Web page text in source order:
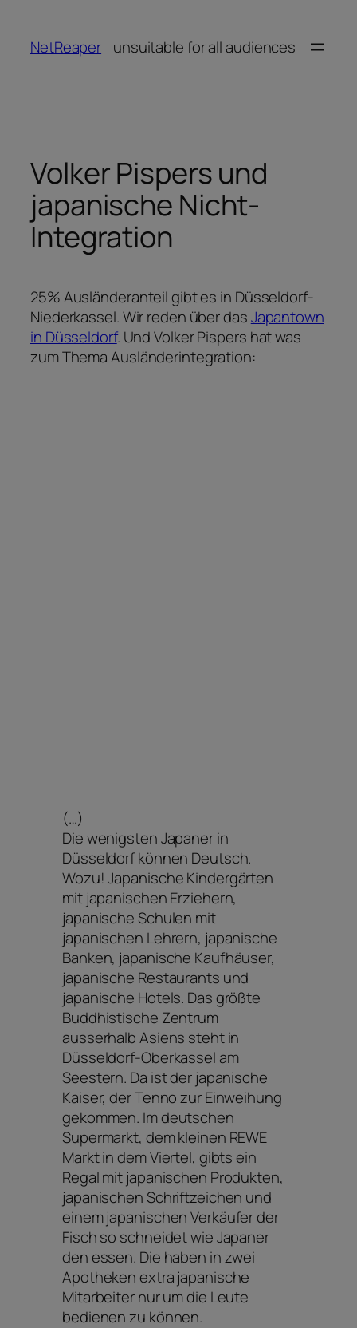
springen
NetReaper unsuitable for all audiences
Volker Pispers und
japanische Nicht-
Integration
25% Ausländeranteil gibt es in Düsseldorf-
Niederkassel. Wir reden über dasJapantown
in Düsseldorf. Und Volker Pispers hat was
zum Thema Ausländerintegration:
(…)
Die wenigsten Japaner in
Düsseldorf können Deutsch.
Wozu! Japanische Kindergärten
mit japanischen Erziehern,
japanische Schulen mit
japanischen Lehrern, japanische
Banken, japanische Kaufhäuser,
japanische Restaurants und
japanische Hotels. Das größte
Buddhistische Zentrum
ausserhalb Asiens steht in
Düsseldorf-Oberkassel am
Seestern. Da ist der japanische
Kaiser, der Tenno zur Einweihung
gekommen. Im deutschen
Supermarkt, dem kleinen REWE
Markt in dem Viertel, gibts ein
Regal mit japanischen Produkten,
japanischen Schriftzeichen und
einem japanischen Verkäufer der
Fisch so schneidet wie Japaner
den essen. Die haben in zwei
Apotheken extra japanische
Mitarbeiter nur um die Leute
bedienen zu können.